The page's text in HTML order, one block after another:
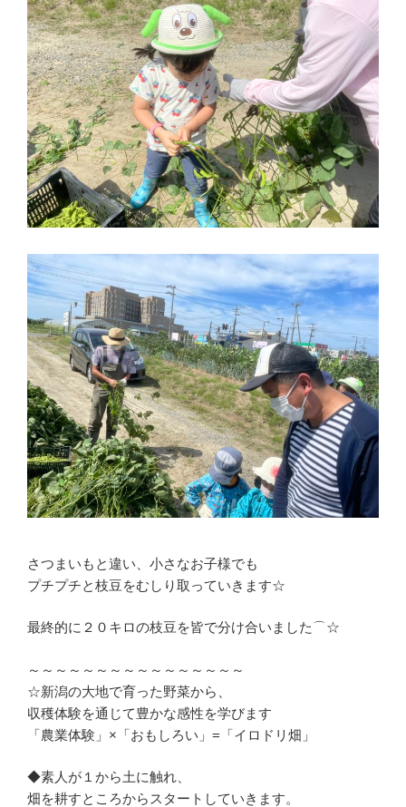
さつまいもと違い、小さなお子様でも
プチプチと枝豆をむしり取っていきます☆
最終的に２０キロの枝豆を皆で分け合いました⌒☆
～～～～～～～～～～～～～～～～
☆新潟の大地で育った野菜から、
収穫体験を通じて豊かな感性を学びます
「農業体験」×「おもしろい」=「イロドリ畑」
◆素人が１から土に触れ、
畑を耕すところからスタートしていきます。